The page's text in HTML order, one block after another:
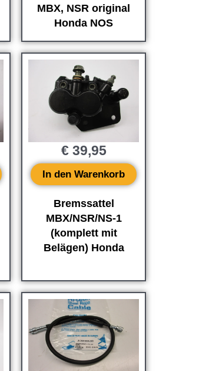
MBX, NSR original
Honda NOS
Bremssattel
MBX/NSR/NS-1
(komplett mit
Belägen) Honda
€39,95
In den Warenkorb